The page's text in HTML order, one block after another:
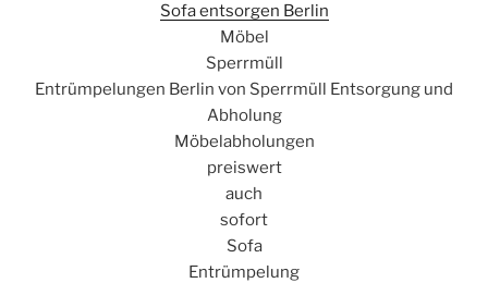
Sofa entsorgen Berlin
Möbel
Sperrmüll
Entrümpelungen Berlin von Sperrmüll Entsorgung und
Abholung
Möbelabholungen
preiswert
auch
sofort
Sofa
Entrümpelung